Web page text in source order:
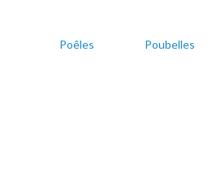
Poêles Poubelles